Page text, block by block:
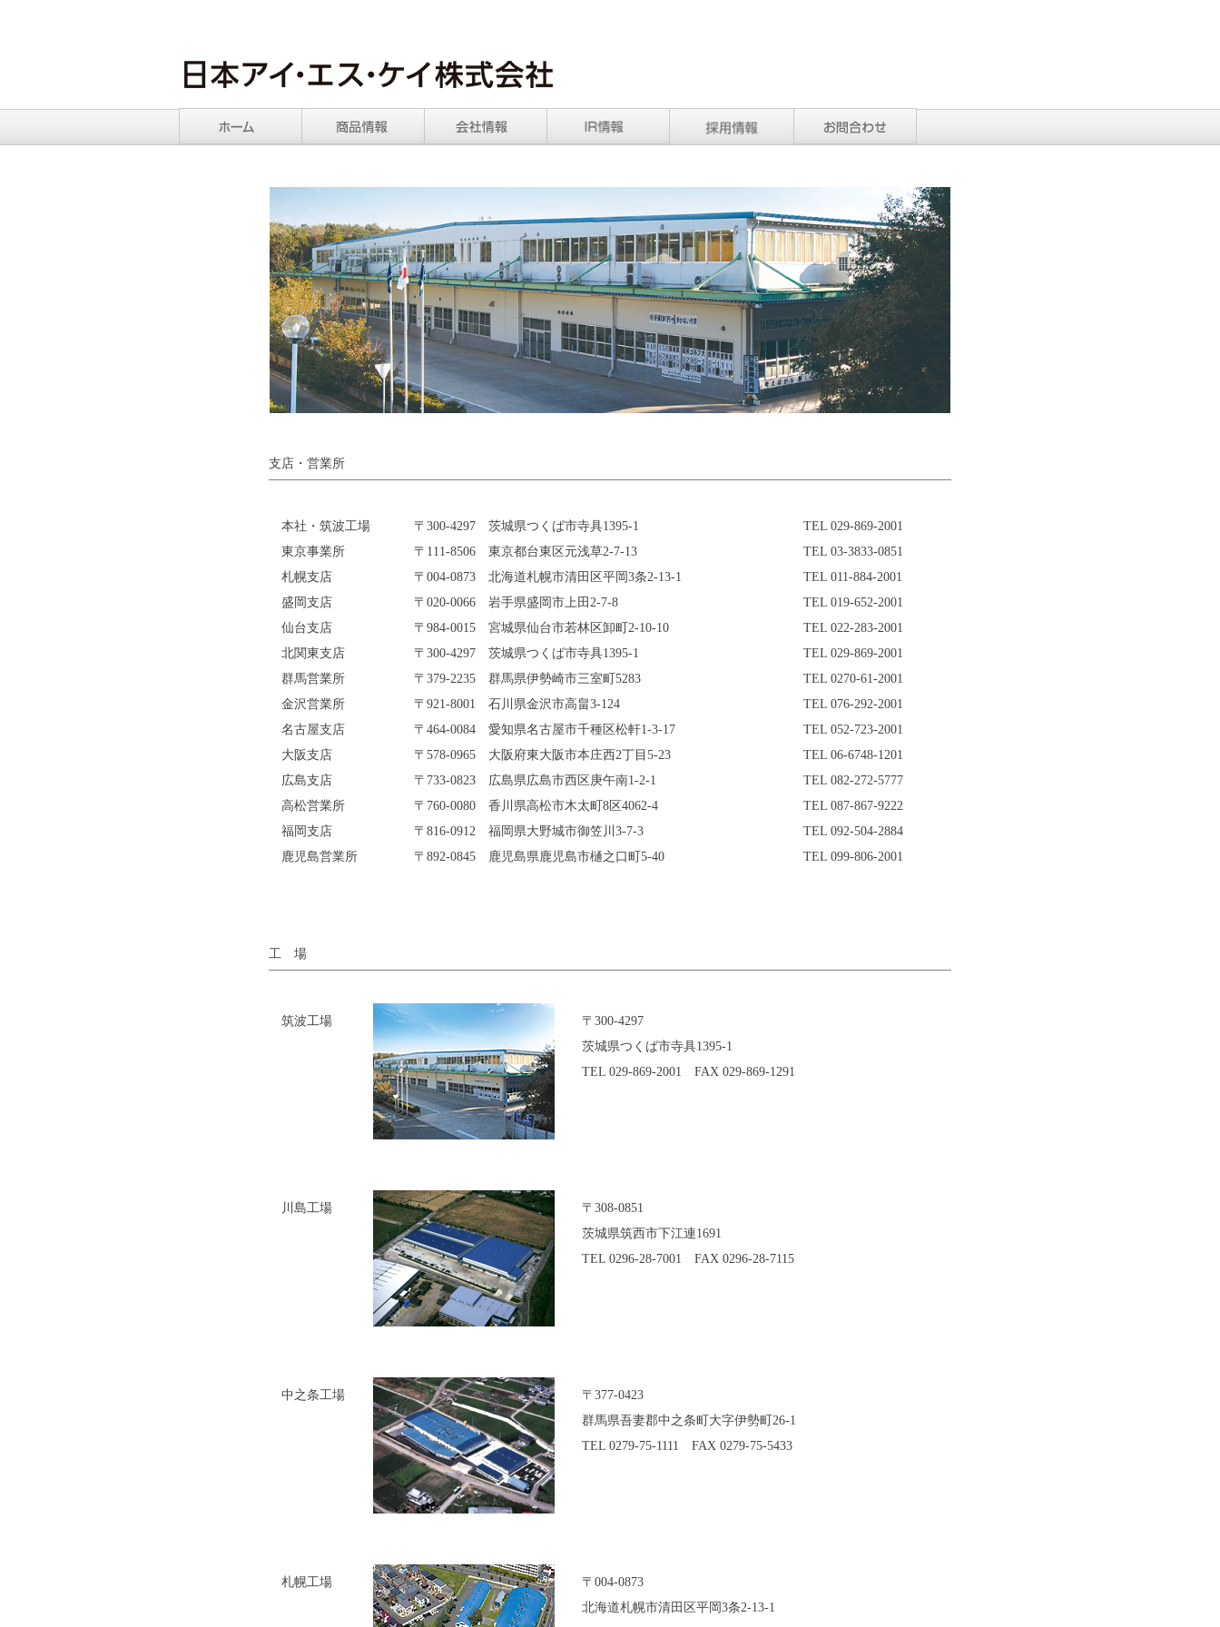
支店・営業所
本社・筑波工場
東京事業所
札幌支店
盛岡支店
仙台支店
北関東支店
群馬営業所
金沢営業所
名古屋支店
大阪支店
広島支店
高松営業所
福岡支店
鹿児島営業所
〒300-4297 茨城県つくば市寺具1395-1
〒111-8506 東京都台東区元浅草2-7-13
〒004-0873 北海道札幌市清田区平岡3条2-13-1
〒020-0066 岩手県盛岡市上田2-7-8
〒984-0015 宮城県仙台市若林区卸町2-10-10
〒300-4297 茨城県つくば市寺具1395-1
〒379-2235 群馬県伊勢崎市三室町5283
〒921-8001 石川県金沢市高畠3-124
〒464-0084 愛知県名古屋市千種区松軒1-3-17
〒578-0965 大阪府東大阪市本庄西2丁目5-23
〒733-0823 広島県広島市西区庚午南1-2-1
〒760-0080 香川県高松市木太町8区4062-4
〒816-0912 福岡県大野城市御笠川3-7-3
〒892-0845 鹿児島県鹿児島市樋之口町5-40
TEL 029-869-2001
TEL 03-3833-0851
TEL 011-884-2001
TEL 019-652-2001
TEL 022-283-2001
TEL 029-869-2001
TEL 0270-61-2001
TEL 076-292-2001
TEL 052-723-2001
TEL 06-6748-1201
TEL 082-272-5777
TEL 087-867-9222
TEL 092-504-2884
TEL 099-806-2001
工 場
筑波工場
〒300-4297
茨城県つくば市寺具1395-1
TEL 029-869-2001 FAX 029-869-1291
川島工場
〒308-0851
茨城県筑西市下江連1691
TEL 0296-28-7001 FAX 0296-28-7115
中之条工場
〒377-0423
群馬県吾妻郡中之条町大字伊勢町26-1
TEL 0279-75-1111 FAX 0279-75-5433
札幌工場
〒004-0873
北海道札幌市清田区平岡3条2-13-1